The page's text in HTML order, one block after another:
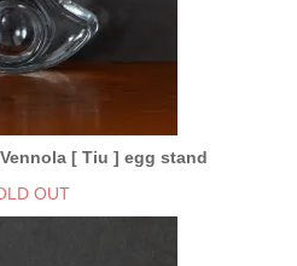
[ Tiu ] egg stand
OUT